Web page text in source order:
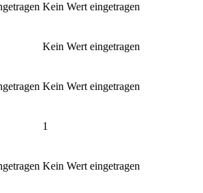
Kein Wert eingetragen
Kein Wert eingetragen
Kein Wert eingetragen
1
Kein Wert eingetragen